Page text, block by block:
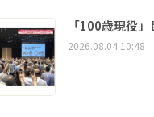
「100歳現役
2026.08.04 10:48